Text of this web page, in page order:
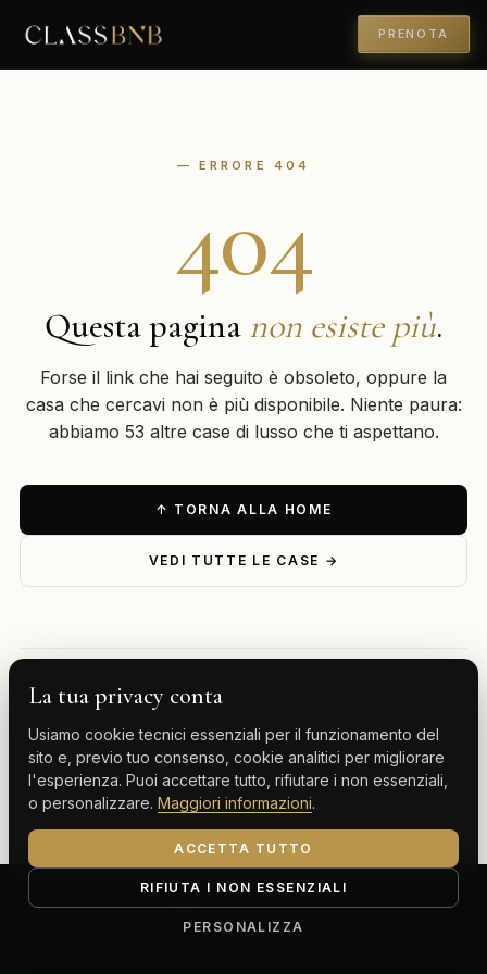
PRENOTA
— ERRORE 404
404
Questa pagina non esiste più.
Forse il link che hai seguito è obsoleto, oppure la
casa che cercavi non è più disponibile. Niente paura:
abbiamo 53 altre case di lusso che ti aspettano.
↑ TORNA ALLA HOME
VEDI TUTTE LE CASE →
— ESPLORA PER DESTINAZIONE
Milano Cervinia Tenerife Gran Canaria
Monte Carlo
Corso Buenos Aires 64, 20124 Milano (MI)
La tua privacy conta
Usiamo cookie tecnici essenziali per il funzionamento del
sito e, previo tuo consenso, cookie analitici per migliorare
l'esperienza. Puoi accettare tutto, rifiutare i non essenziali,
o personalizzare. Maggiori informazioni.
ACCETTA TUTTO
RIFIUTA I NON ESSENZIALI
PERSONALIZZA